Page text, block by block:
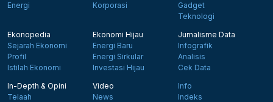
Energi
Korporasi
Gadget
Teknologi
Ekonopedia
Sejarah Ekonomi
Profil
Istilah Ekonomi
Ekonomi Hijau
Energi Baru
Energi Sirkular
Investasi Hijau
Jurnalisme Data
Infografik
Analisis
Cek Data
In-Depth & Opini
Telaah
Video
News
Info
Indeks